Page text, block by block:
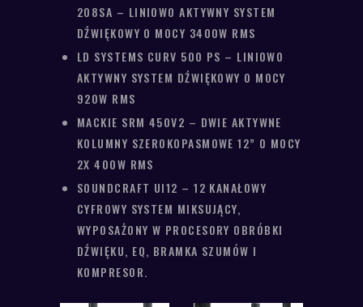
208SA – LINIOWO AKTYWNY SYSTEM
DŹWIĘKOWY O MOCY 3400W RMS
LD SYSTEMS CURV 500 PS – LINIOWO
AKTYWNY SYSTEM DŹWIĘKOWY O MOCY
920W RMS
MACKIE SRM 450V2 – DWIE AKTYWNE
KOLUMNY SZEROKOPASMOWE 12” O MOCY
2X 400W RMS
SOUNDCRAFT UI12 – 12 KANAŁOWY
CYFROWY SYSTEM MIKSUJĄCY,
WYPOSAŻONY W PROCESORY OBRÓBKI
DŹWIĘKU, EQ, BRAMKA SZUMÓW I
KOMPRESOR.